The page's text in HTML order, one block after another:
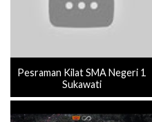
Pesraman Kilat SMA Negeri 1
Sukawati